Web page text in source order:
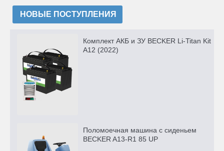
НОВЫЕ ПОСТУПЛЕНИЯ
Комплект АКБ и ЗУ BECKER Li-Titan Kit
A12 (2022)
Поломоечная машина с сиденьем
BECKER A13-R1 85 UP